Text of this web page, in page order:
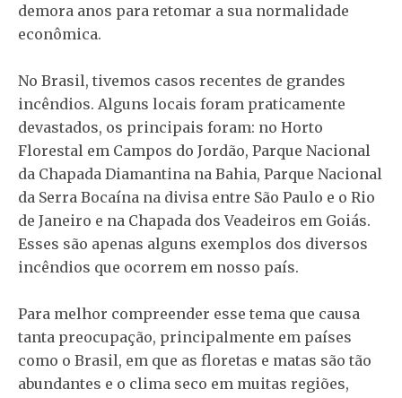
demora anos para retomar a sua normalidade
econômica.
No Brasil, tivemos casos recentes de grandes
incêndios. Alguns locais foram praticamente
devastados, os principais foram: no Horto
Florestal em Campos do Jordão, Parque Nacional
da Chapada Diamantina na Bahia, Parque Nacional
da Serra Bocaína na divisa entre São Paulo e o Rio
de Janeiro e na Chapada dos Veadeiros em Goiás.
Esses são apenas alguns exemplos dos diversos
incêndios que ocorrem em nosso país.
Para melhor compreender esse tema que causa
tanta preocupação, principalmente em países
como o Brasil, em que as floretas e matas são tão
abundantes e o clima seco em muitas regiões,